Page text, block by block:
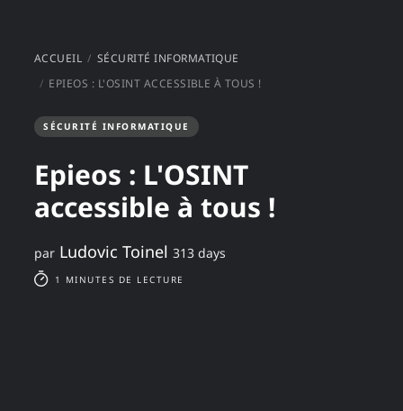
ACCUEIL
SÉCURITÉ INFORMATIQUE
EPIEOS : L'OSINT ACCESSIBLE À TOUS !
SÉCURITÉ INFORMATIQUE
Epieos : L'OSINT
accessible à tous !
par Ludovic Toinel 313 days
1 MINUTES DE LECTURE